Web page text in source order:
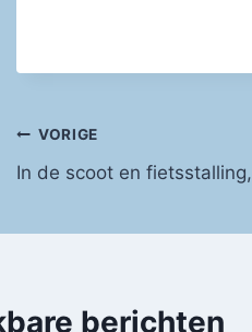
Bericht
navigatie
VORIGE
In de scoot en fietsstalling,
berichten